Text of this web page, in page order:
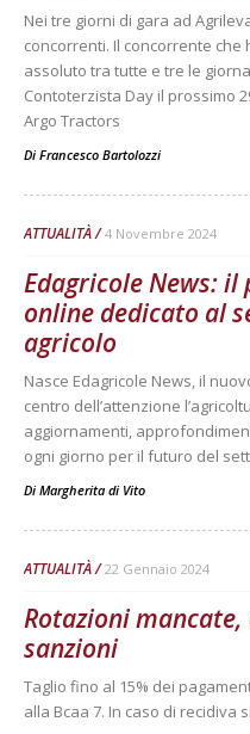
Nei tre giorni di gara ad
concorrenti. Il concorrente
assoluto tra tutte e tre le
Contoterzista Day il prossimo
Argo Tractors
Di Francesco Bartolozzi
ATTUALITÀ 4 Novembre 2024
Edagricole News: il
online dedicato al
agricolo
Nasce Edagricole News, il
centro dell’attenzione
aggiornamenti,
ogni giorno per il futuro del
Di Margherita di Vito
ATTUALITÀ 22 Gennaio 2024
Rotazioni mancate,
sanzioni
Taglio fino al 15% dei
alla Bcaa 7. In caso di recidiva